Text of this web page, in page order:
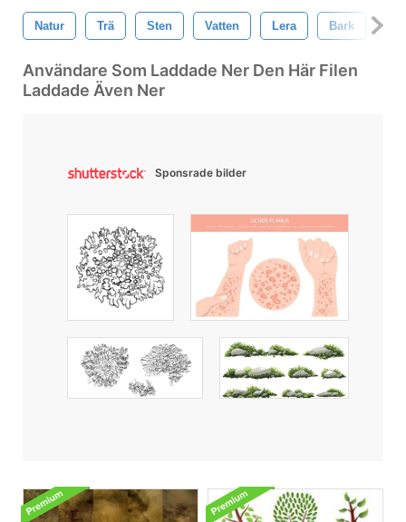
Natur Trä Sten Vatten Lera Bark
Användare Som Laddade Ner Den Här Filen
Laddade Även Ner
Sponsrade bilder